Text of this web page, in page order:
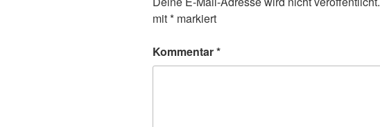
mit* markiert
Kommentar*